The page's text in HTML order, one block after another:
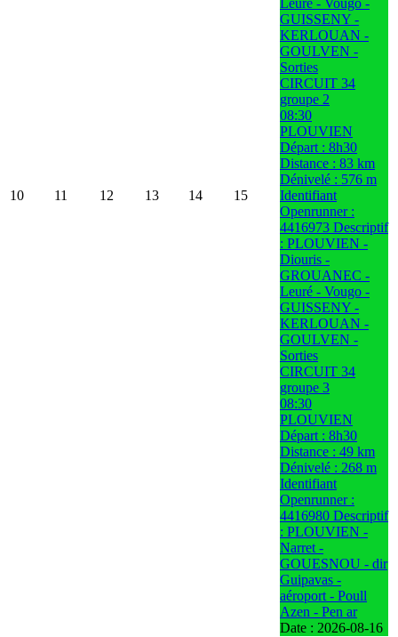
10 11 12 13 14 15
Leuré - Vougo -
GUISSENY -
KERLOUAN -
GOULVEN -
Sorties
CIRCUIT 34
groupe 2
08:30
PLOUVIEN
Départ : 8h30
Distance : 83 km
Dénivelé : 576 m
Identifiant
Openrunner :
4416973 Descriptif
: PLOUVIEN -
Diouris -
GROUANEC -
Leuré - Vougo -
GUISSENY -
KERLOUAN -
GOULVEN -
Sorties
CIRCUIT 34
groupe 3
08:30
PLOUVIEN
Départ : 8h30
Distance : 49 km
Dénivelé : 268 m
Identifiant
Openrunner :
4416980 Descriptif
: PLOUVIEN -
Narret -
GOUESNOU - dir
Guipavas -
aéroport - Poull
Azen - Pen ar
Date : 2026-08-16